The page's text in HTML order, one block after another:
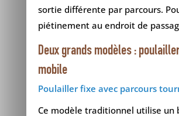
sortie différente par parcours.
piétinement au endroit de
Deux grands modèles :
mobile
Poulailler fixe avec parcours
Ce modèle traditionnel utilise un